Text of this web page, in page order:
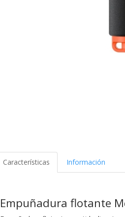
Características Información
Empuñadura flotante